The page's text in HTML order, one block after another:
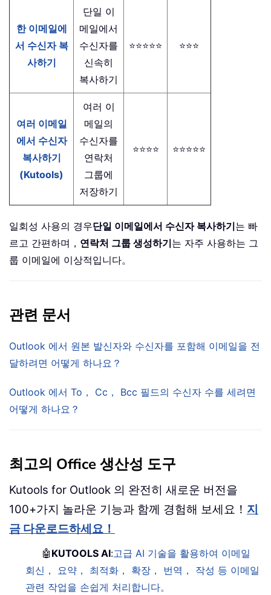
한 이메일에
서 수신자 복
사하기
단일 이
메일에서
수신자를
신속히
복사하기
⭐⭐⭐⭐⭐ ⭐⭐⭐
여러 이메일
에서 수신자
복사하기
(Kutools)
여러 이
메일의
수신자를
연락처
그룹에
저장하기
⭐⭐⭐⭐ ⭐⭐⭐⭐⭐
일회성 사용의 경우단일 이메일에서 수신자 복사하기는 빠
르고 간편하며， 연락처 그룹 생성하기는 자주 사용하는 그
룹 이메일에 이상적입니다。
관련 문서
Outlook 에서 원본 발신자와 수신자를 포함해 이메일을 전
달하려면 어떻게 하나요？
Outlook 에서 To， Cc， Bcc 필드의 수신자 수를 세려면
어떻게 하나요？
최고의 Office 생산성 도구
Kutools for Outlook 의 완전히 새로운 버전을
100+가지 놀라운 기능과 함께 경험해 보세요！ 지
금 다운로드하세요！
🤖 KUTOOLS AI:고급 AI 기술을 활용하여 이메일
회신， 요약， 최적화， 확장， 번역， 작성 등 이메일
관련 작업을 손쉽게 처리합니다。